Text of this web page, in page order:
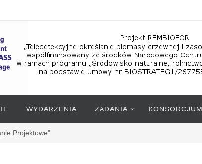
WYDARZENIA ZADANIA KONSORCJUM
Projektowe"